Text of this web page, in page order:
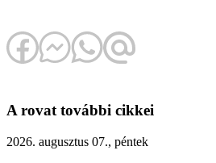
A rovat további cikkei
2026. augusztus 07., péntek